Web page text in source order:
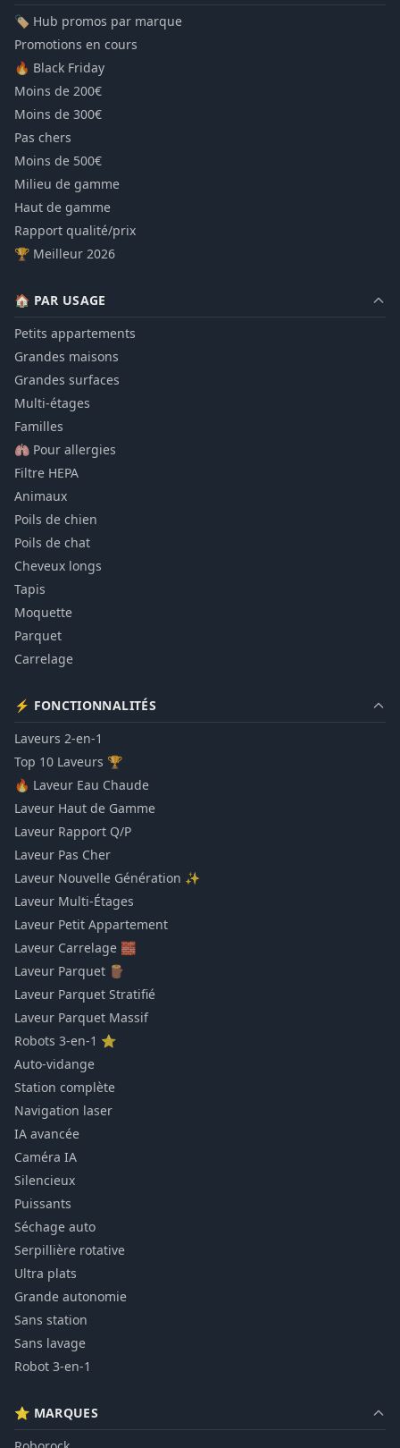
🏷️ Hub promos par marque
Promotions en cours
🔥 Black Friday
Moins de 200€
Moins de 300€
Pas chers
Moins de 500€
Milieu de gamme
Haut de gamme
Rapport qualité/prix
🏆 Meilleur 2026
🏠 PAR USAGE
Petits appartements
Grandes maisons
Grandes surfaces
Multi-étages
Familles
🫁 Pour allergies
Filtre HEPA
Animaux
Poils de chien
Poils de chat
Cheveux longs
Tapis
Moquette
Parquet
Carrelage
⚡ FONCTIONNALITÉS
Laveurs 2-en-1
Top 10 Laveurs 🏆
🔥 Laveur Eau Chaude
Laveur Haut de Gamme
Laveur Rapport Q/P
Laveur Pas Cher
Laveur Nouvelle Génération ✨
Laveur Multi-Étages
Laveur Petit Appartement
Laveur Carrelage 🧱
Laveur Parquet 🪵
Laveur Parquet Stratifié
Laveur Parquet Massif
Robots 3-en-1 ⭐
Auto-vidange
Station complète
Navigation laser
IA avancée
Caméra IA
Silencieux
Puissants
Séchage auto
Serpillière rotative
Ultra plats
Grande autonomie
Sans station
Sans lavage
Robot 3-en-1
⭐ MARQUES